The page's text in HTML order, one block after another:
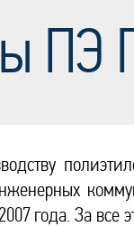
ПЭ
года. За все